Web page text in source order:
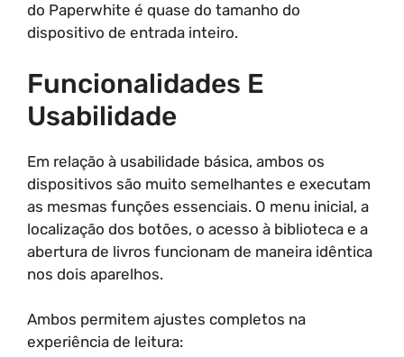
do Paperwhite é quase do tamanho do
dispositivo de entrada inteiro.
Funcionalidades E
Usabilidade
Em relação à usabilidade básica, ambos os
dispositivos são muito semelhantes e executam
as mesmas funções essenciais. O menu inicial, a
localização dos botões, o acesso à biblioteca e a
abertura de livros funcionam de maneira idêntica
nos dois aparelhos.
Ambos permitem ajustes completos na
experiência de leitura: